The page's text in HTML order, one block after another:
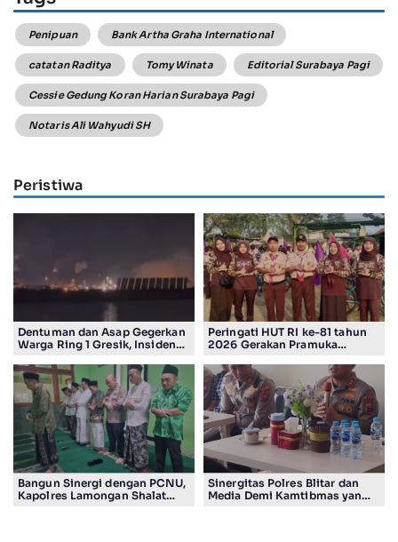
Penipuan Bank Artha Graha International
catatan Raditya Tomy Winata Editorial Surabaya Pagi
Cessie Gedung Koran Harian Surabaya Pagi
Notaris Ali Wahyudi SH
Peristiwa
Dentuman dan Asap Gegerkan
Warga Ring 1 Gresik, Insiden
Smelting
Peringati HUT RI ke-81 tahun
2026 Gerakan Pramuka
RALLY HIKING, Trophy bergilir
Camat Jabon
Bangun Sinergi dengan PCNU,
Kapolres Lamongan Shalat
Sinergitas Polres Blitar dan
Media Demi Kamtibmas yang